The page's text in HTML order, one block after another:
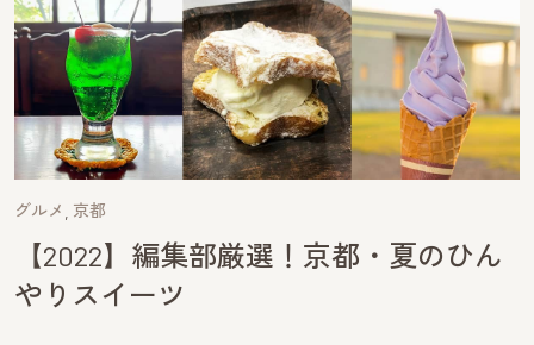
グルメ 京都
【2022】編集部厳選！京都・夏のひん
やりスイーツ